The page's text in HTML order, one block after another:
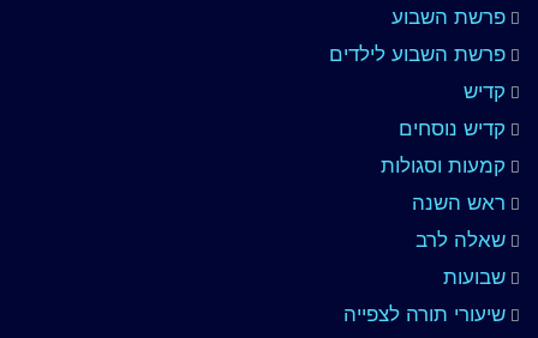
פרשת השבוע
פרשת השבוע לילדים
קדיש
קדיש נוסחים
קמעות וסגולות
ראש השנה
שאלה לרב
שבועות
שיעורי תורה לצפייה